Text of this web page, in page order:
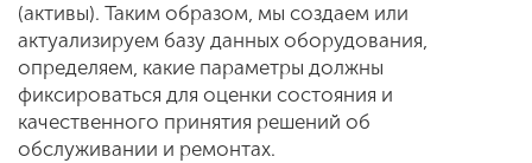
(активы). Таким образом, мы создаем или
актуализируем базу данных оборудования,
определяем, какие параметры должны
фиксироваться для оценки состояния и
качественного принятия решений об
обслуживании и ремонтах.